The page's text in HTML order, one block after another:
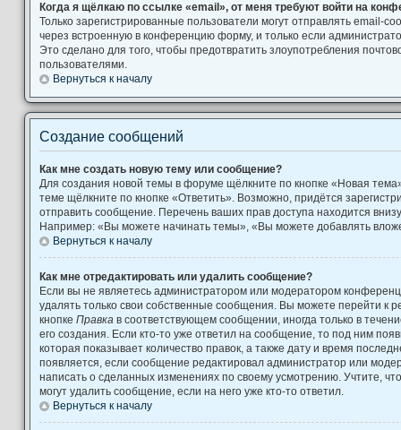
Когда я щёлкаю по ссылке «email», от меня требуют войти на
Только зарегистрированные пользователи могут отправлять email-
через встроенную в конференцию форму, и только если
Это сделано для того, чтобы предотвратить злоупотребления
пользователями.
Вернуться к началу
Создание сообщений
Как мне создать новую тему или сообщение?
Для создания новой темы в форуме щёлкните по кнопке «Новая
теме щёлкните по кнопке «Ответить». Возможно, придётся
отправить сообщение. Перечень ваших прав доступа находится
Например: «Вы можете начинать темы», «Вы можете добавлять
Вернуться к началу
Как мне отредактировать или удалить сообщение?
Если вы не являетесь администратором или модератором
удалять только свои собственные сообщения. Вы можете перейти к
кнопке Правка в соответствующем сообщении, иногда только в
его создания. Если кто-то уже ответил на сообщение, то под ним
которая показывает количество правок, а также дату и время
появляется, если сообщение редактировал администратор или
написать о сделанных изменениях по своему усмотрению. Учтите,
могут удалить сообщение, если на него уже кто-то ответил.
Вернуться к началу